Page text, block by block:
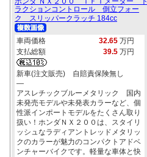
ラクションコントロール 倒立フォー
ク スリッパークラッチ 184cc
車両価格 32.65 万円
支払総額
39.5 万円
新車(注文販売) 自賠責保険無し
―
アスレチックブルーメタリック 国内
未発売モデルや未発表カラーなど、個
性派インポートモデルをたくさん取り
扱い！ホンダＮＸ２００は、スタイリ
ッシュなラディアントレッドメタリッ
クのカラーが魅力のコンパクトアドベ
ンチャーバイクです。軽量な車体と快